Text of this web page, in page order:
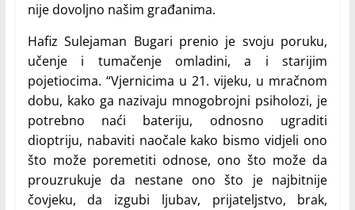
nije dovoljno našim građanima.
Hafiz Sulejaman Bugari prenio je svoju poruku,
učenje i tumačenje omladini, a i starijim
pojetiocima. “Vjernicima u 21. vijeku, u mračnom
dobu, kako ga nazivaju mnogobrojni psiholozi, je
potrebno naći bateriju, odnosno ugraditi
dioptriju, nabaviti naočale kako bismo vidjeli ono
što može poremetiti odnose, ono što može da
prouzrukuje da nestane ono što je najbitnije
čovjeku, da izgubi ljubav, prijateljstvo, brak,